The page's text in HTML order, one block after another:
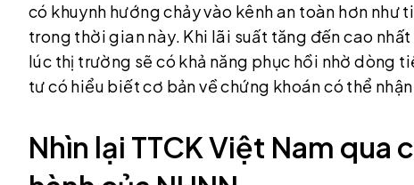
có khuynh hướng chảy vào kênh an toàn hơn
trong thời gian này. Khi lãi suất tăng đến cao
lúc thị trường sẽ có khả năng phục hồi nhờ dòng
tư có hiểu biết cơ bản về chứng khoán có thể
Nhìn lại TTCK Việt Nam